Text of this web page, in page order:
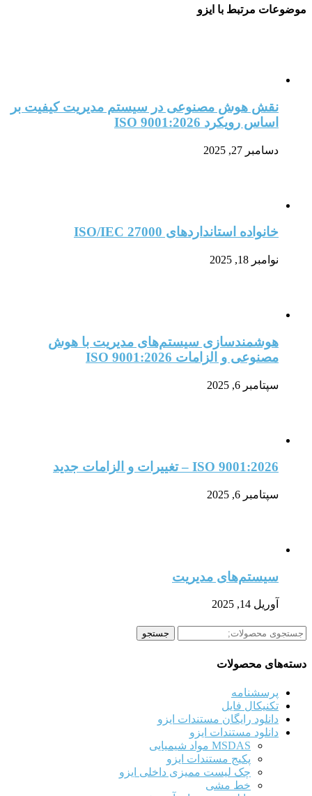
موضوعات مرتبط با ایزو
نقش هوش مصنوعی در سیستم مدیریت کیفیت بر
اساس رویکرد ISO 9001:2026
دسامبر 27, 2025
خانواده استانداردهای ISO/IEC 27000
نوامبر 18, 2025
هوشمندسازی سیستم‌های مدیریت با هوش
مصنوعی و الزامات ISO 9001:2026
سپتامبر 6, 2025
ISO 9001:2026 – تغییرات و الزامات جدید
سپتامبر 6, 2025
سیستم‌های مدیریت
آوریل 14, 2025
جستجو
جستجو
دسته‌های محصولات
پرسشنامه
تکنیکال فایل
دانلود رایگان مستندات ایزو
دانلود مستندات ایزو
MSDAS مواد شیمیایی
پکیج مستندات ایزو
چک لیست ممیزی داخلی ایزو
خط مشی